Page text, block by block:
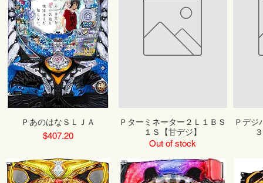
ＰあのはなＳＬＪＡ
Price
$407.20
Ｐターミネーター２Ｌ１ＢＳ
１Ｓ【甘デジ】
Out of stock
Ｐデジ